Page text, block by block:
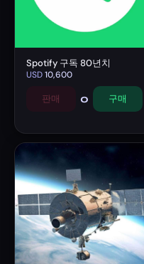
Spotify 구독 80년치
USD10,600
판매 0 구매